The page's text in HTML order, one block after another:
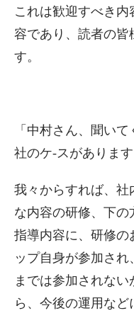
これは歓迎すべき
容であり、読者の皆
す。
「中村さん、聞い
社のケ-スがあります
我々からすれば、社
な内容の研修、下
指導内容に、研修の
ップ自身が参加さ
までは参加されな
ら、今後の運用な